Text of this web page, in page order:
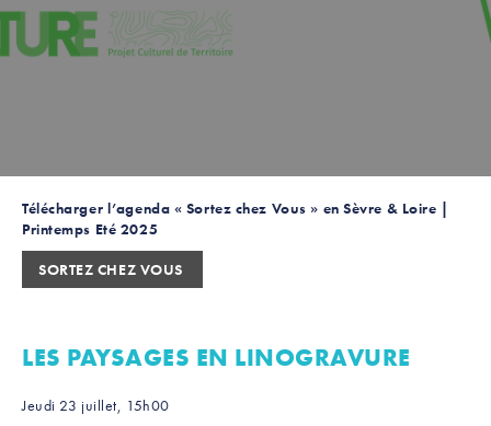
Télécharger l’agenda « Sortez chez Vous » en Sèvre & Loire |
Printemps Eté 2025
SORTEZ CHEZ VOUS
LES PAYSAGES EN LINOGRAVURE
Jeudi 23 juillet, 15h00